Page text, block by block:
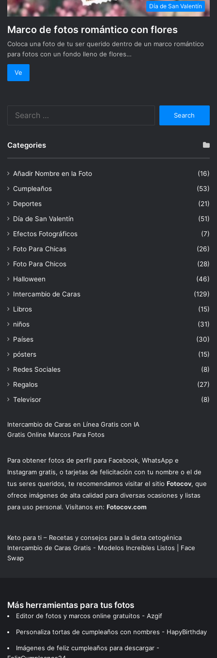
Día de San Valentín
Marco de fotos romántico con flores
Coloca una foto de tu ser querido dentro de un marco romántico
para fotos con un fondo lleno de flores…
Ve
Categories
Añadir Nombre en la Foto
(16)
Cumpleaños
(53)
Deportes
(21)
Día de San Valentín
(51)
Efectos Fotográficos
(7)
Foto Para Chicas
(26)
Foto Para Chicos
(28)
Halloween
(46)
Intercambio de Caras
(129)
Libros
(15)
niños
(31)
Países
(30)
pósters
(15)
Redes Sociales
(8)
Regalos
(27)
Televisor
(8)
Intercambio de Caras en Línea Gratis con IA
Gratis Online Marcos Para Fotos
Para obtener fotos de perfil para Facebook, WhatsApp e
Instagram gratis, o tarjetas de felicitación con tu nombre o el de
tus seres queridos, te recomendamos visitar el sitio Fotocov, que
ofrece imágenes de alta calidad para diversas ocasiones y listas
para uso personal. Visítanos en: Fotocov.com
Keto para ti – Recetas y consejos para la dieta cetogénica
Intercambio de Caras Gratis - Modelos Increíbles Listos | Face
Swap
Más herramientas para tus fotos
Editor de fotos y marcos online gratuitos - Azgif
Personaliza tortas de cumpleaños con nombres - HapyBirthday
Imágenes de feliz cumpleaños para descargar -